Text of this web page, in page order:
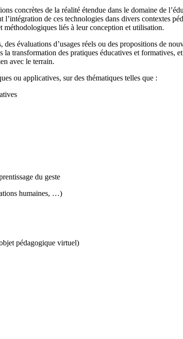
concrètes de la réalité étendue dans le domaine de
de ces technologies dans divers contextes
méthodologiques liés à leur conception et utilisation.
évaluations d’usages réels ou des propositions de
transformation des pratiques éducatives et formatives,
avec le terrain.
ou applicatives, sur des thématiques telles que :
du geste
humaines, …)
pédagogique virtuel)